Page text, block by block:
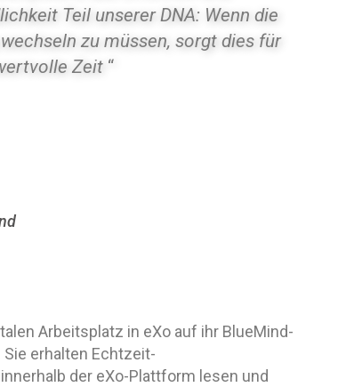
Teil unserer DNA: Wenn die
zu müssen, sorgt dies für
Zeit “
Arbeitsplatz in eXo auf ihr BlueMind-
erhalten Echtzeit-
der eXo-Plattform lesen und